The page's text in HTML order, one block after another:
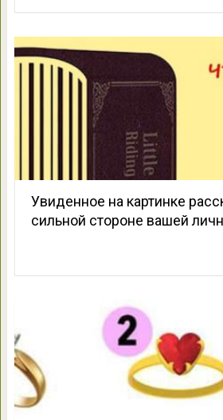
Увиденное на картинке
сильной стороне вашей